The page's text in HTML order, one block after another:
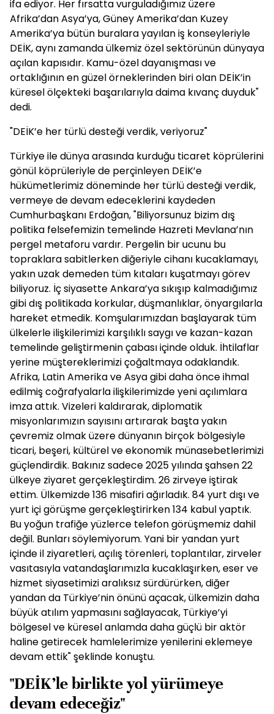
ifa ediyor. Her fırsatta vurguladığımız üzere
Afrika’dan Asya’ya, Güney Amerika’dan Kuzey
Amerika’ya bütün buralara yayılan iş konseyleriyle
DEİK, aynı zamanda ülkemiz özel sektörünün dünyaya
açılan kapısıdır. Kamu-özel dayanışması ve
ortaklığının en güzel örneklerinden biri olan DEİK’in
küresel ölçekteki başarılarıyla daima kıvanç duyduk"
dedi.
"DEİK’e her türlü desteği verdik, veriyoruz"
Türkiye ile dünya arasında kurduğu ticaret köprülerini
gönül köprüleriyle de perçinleyen DEİK’e
hükümetlerimiz döneminde her türlü desteği verdik,
vermeye de devam edeceklerini kaydeden
Cumhurbaşkanı Erdoğan, "Biliyorsunuz bizim dış
politika felsefemizin temelinde Hazreti Mevlana’nın
pergel metaforu vardır. Pergelin bir ucunu bu
topraklara sabitlerken diğeriyle cihanı kucaklamayı,
yakın uzak demeden tüm kıtaları kuşatmayı görev
biliyoruz. İç siyasette Ankara’ya sıkışıp kalmadığımız
gibi dış politikada korkular, düşmanlıklar, önyargılarla
hareket etmedik. Komşularımızdan başlayarak tüm
ülkelerle ilişkilerimizi karşılıklı saygı ve kazan-kazan
temelinde geliştirmenin çabası içinde olduk. İhtilaflar
yerine müştereklerimizi çoğaltmaya odaklandık.
Afrika, Latin Amerika ve Asya gibi daha önce ihmal
edilmiş coğrafyalarla ilişkilerimizde yeni açılımlara
imza attık. Vizeleri kaldırarak, diplomatik
misyonlarımızın sayısını artırarak başta yakın
çevremiz olmak üzere dünyanın birçok bölgesiyle
ticari, beşeri, kültürel ve ekonomik münasebetlerimizi
güçlendirdik. Bakınız sadece 2025 yılında şahsen 22
ülkeye ziyaret gerçekleştirdim. 26 zirveye iştirak
ettim. Ülkemizde 136 misafiri ağırladık. 84 yurt dışı ve
yurt içi görüşme gerçekleştirirken 134 kabul yaptık.
Bu yoğun trafiğe yüzlerce telefon görüşmemiz dahil
değil. Bunları söylemiyorum. Yani bir yandan yurt
içinde il ziyaretleri, açılış törenleri, toplantılar, zirveler
vasıtasıyla vatandaşlarımızla kucaklaşırken, eser ve
hizmet siyasetimizi aralıksız sürdürürken, diğer
yandan da Türkiye’nin önünü açacak, ülkemizin daha
büyük atılım yapmasını sağlayacak, Türkiye’yi
bölgesel ve küresel anlamda daha güçlü bir aktör
haline getirecek hamlelerimize yenilerini eklemeye
devam ettik" şeklinde konuştu.
"DEİK’le birlikte yol yürümeye
devam edeceğiz"